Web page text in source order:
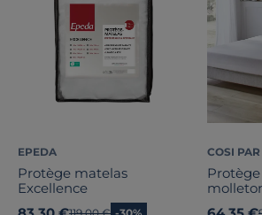
EPEDA
Protège matelas
Excellence
COSI
bonnet